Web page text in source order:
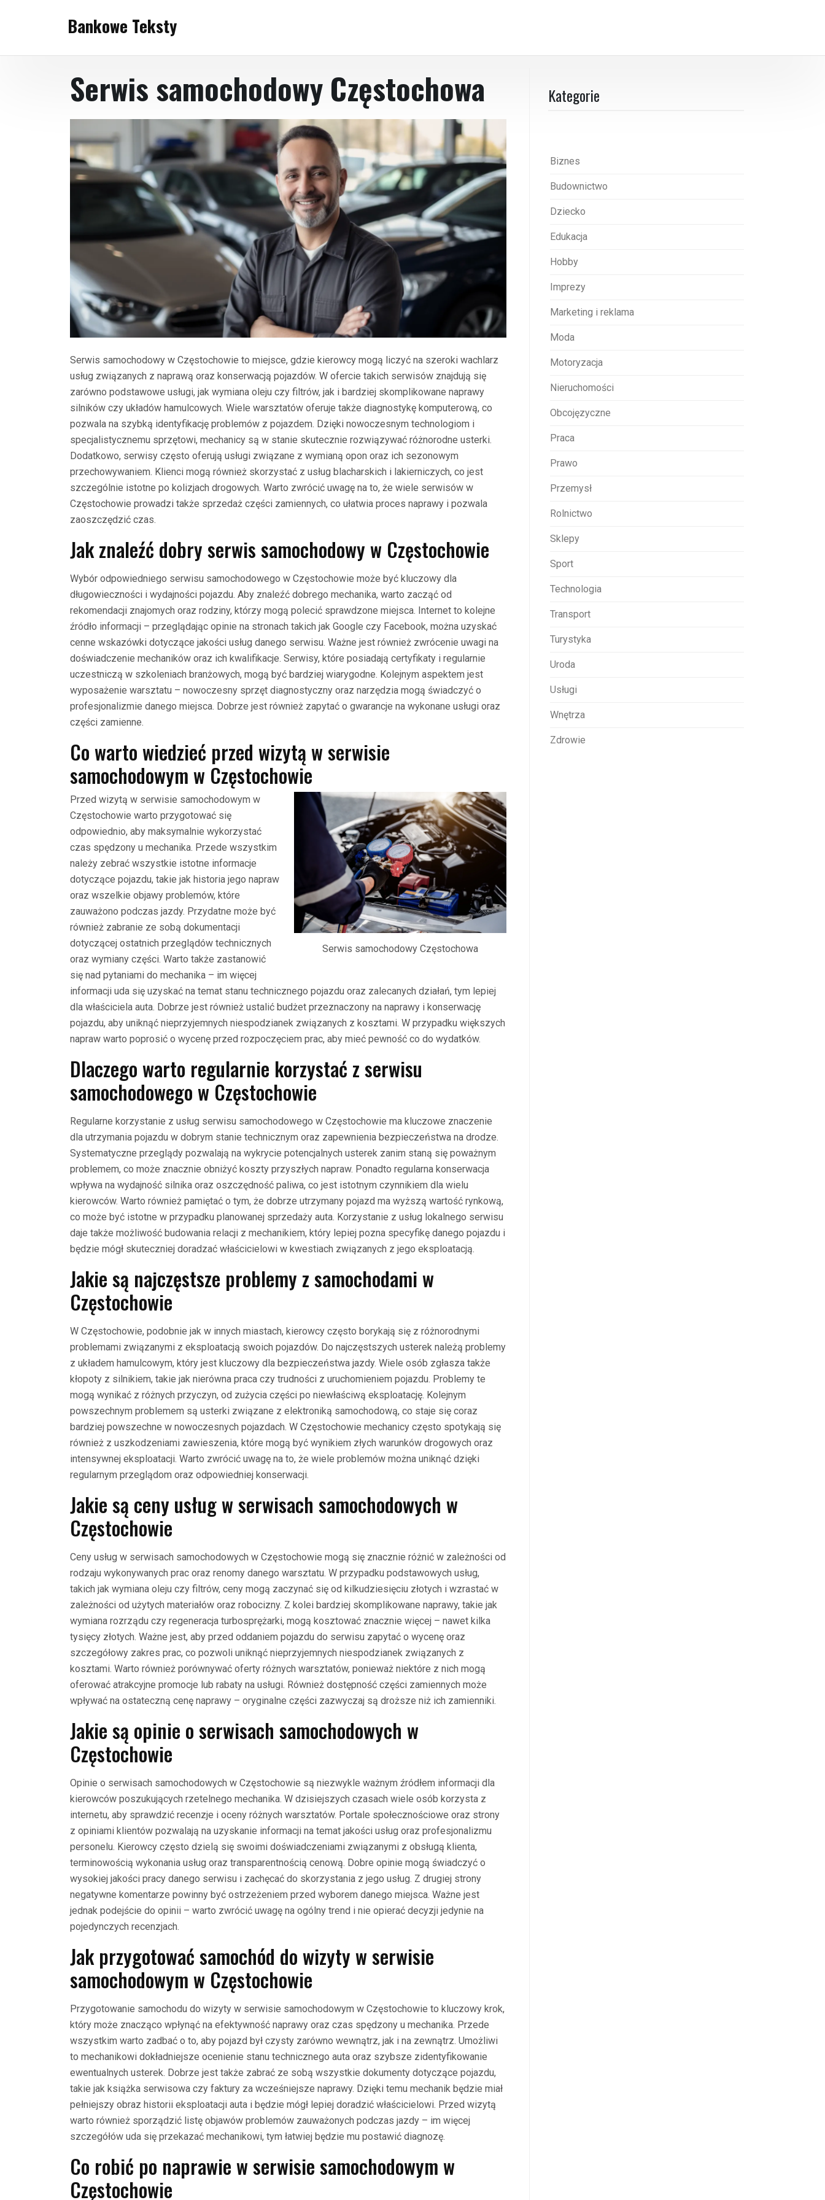
Bankowe Teksty
Serwis samochodowy Częstochowa
Serwis samochodowy w Częstochowie to miejsce, gdzie kierowcy mogą liczyć na szeroki wachlarz
usług związanych z naprawą oraz konserwacją pojazdów. W ofercie takich serwisów znajdują się
zarówno podstawowe usługi, jak wymiana oleju czy filtrów, jak i bardziej skomplikowane naprawy
silników czy układów hamulcowych. Wiele warsztatów oferuje także diagnostykę komputerową, co
pozwala na szybką identyfikację problemów z pojazdem. Dzięki nowoczesnym technologiom i
specjalistycznemu sprzętowi, mechanicy są w stanie skutecznie rozwiązywać różnorodne usterki.
Dodatkowo, serwisy często oferują usługi związane z wymianą opon oraz ich sezonowym
przechowywaniem. Klienci mogą również skorzystać z usług blacharskich i lakierniczych, co jest
szczególnie istotne po kolizjach drogowych. Warto zwrócić uwagę na to, że wiele serwisów w
Częstochowie prowadzi także sprzedaż części zamiennych, co ułatwia proces naprawy i pozwala
zaoszczędzić czas.
Jak znaleźć dobry serwis samochodowy w Częstochowie
Wybór odpowiedniego serwisu samochodowego w Częstochowie może być kluczowy dla
długowieczności i wydajności pojazdu. Aby znaleźć dobrego mechanika, warto zacząć od
rekomendacji znajomych oraz rodziny, którzy mogą polecić sprawdzone miejsca. Internet to kolejne
źródło informacji – przeglądając opinie na stronach takich jak Google czy Facebook, można uzyskać
cenne wskazówki dotyczące jakości usług danego serwisu. Ważne jest również zwrócenie uwagi na
doświadczenie mechaników oraz ich kwalifikacje. Serwisy, które posiadają certyfikaty i regularnie
uczestniczą w szkoleniach branżowych, mogą być bardziej wiarygodne. Kolejnym aspektem jest
wyposażenie warsztatu – nowoczesny sprzęt diagnostyczny oraz narzędzia mogą świadczyć o
profesjonalizmie danego miejsca. Dobrze jest również zapytać o gwarancje na wykonane usługi oraz
części zamienne.
Co warto wiedzieć przed wizytą w serwisie
samochodowym w Częstochowie
Serwis samochodowy Częstochowa
Przed wizytą w serwisie samochodowym w
Częstochowie warto przygotować się
odpowiednio, aby maksymalnie wykorzystać
czas spędzony u mechanika. Przede wszystkim
należy zebrać wszystkie istotne informacje
dotyczące pojazdu, takie jak historia jego napraw
oraz wszelkie objawy problemów, które
zauważono podczas jazdy. Przydatne może być
również zabranie ze sobą dokumentacji
dotyczącej ostatnich przeglądów technicznych
oraz wymiany części. Warto także zastanowić
się nad pytaniami do mechanika – im więcej
informacji uda się uzyskać na temat stanu technicznego pojazdu oraz zalecanych działań, tym lepiej
dla właściciela auta. Dobrze jest również ustalić budżet przeznaczony na naprawy i konserwację
pojazdu, aby uniknąć nieprzyjemnych niespodzianek związanych z kosztami. W przypadku większych
napraw warto poprosić o wycenę przed rozpoczęciem prac, aby mieć pewność co do wydatków.
Dlaczego warto regularnie korzystać z serwisu
samochodowego w Częstochowie
Regularne korzystanie z usług serwisu samochodowego w Częstochowie ma kluczowe znaczenie
dla utrzymania pojazdu w dobrym stanie technicznym oraz zapewnienia bezpieczeństwa na drodze.
Systematyczne przeglądy pozwalają na wykrycie potencjalnych usterek zanim staną się poważnym
problemem, co może znacznie obniżyć koszty przyszłych napraw. Ponadto regularna konserwacja
wpływa na wydajność silnika oraz oszczędność paliwa, co jest istotnym czynnikiem dla wielu
kierowców. Warto również pamiętać o tym, że dobrze utrzymany pojazd ma wyższą wartość rynkową,
co może być istotne w przypadku planowanej sprzedaży auta. Korzystanie z usług lokalnego serwisu
daje także możliwość budowania relacji z mechanikiem, który lepiej pozna specyfikę danego pojazdu i
będzie mógł skuteczniej doradzać właścicielowi w kwestiach związanych z jego eksploatacją.
Jakie są najczęstsze problemy z samochodami w
Częstochowie
W Częstochowie, podobnie jak w innych miastach, kierowcy często borykają się z różnorodnymi
problemami związanymi z eksploatacją swoich pojazdów. Do najczęstszych usterek należą problemy
z układem hamulcowym, który jest kluczowy dla bezpieczeństwa jazdy. Wiele osób zgłasza także
kłopoty z silnikiem, takie jak nierówna praca czy trudności z uruchomieniem pojazdu. Problemy te
mogą wynikać z różnych przyczyn, od zużycia części po niewłaściwą eksploatację. Kolejnym
powszechnym problemem są usterki związane z elektroniką samochodową, co staje się coraz
bardziej powszechne w nowoczesnych pojazdach. W Częstochowie mechanicy często spotykają się
również z uszkodzeniami zawieszenia, które mogą być wynikiem złych warunków drogowych oraz
intensywnej eksploatacji. Warto zwrócić uwagę na to, że wiele problemów można uniknąć dzięki
regularnym przeglądom oraz odpowiedniej konserwacji.
Jakie są ceny usług w serwisach samochodowych w
Częstochowie
Ceny usług w serwisach samochodowych w Częstochowie mogą się znacznie różnić w zależności od
rodzaju wykonywanych prac oraz renomy danego warsztatu. W przypadku podstawowych usług,
takich jak wymiana oleju czy filtrów, ceny mogą zaczynać się od kilkudziesięciu złotych i wzrastać w
zależności od użytych materiałów oraz robocizny. Z kolei bardziej skomplikowane naprawy, takie jak
wymiana rozrządu czy regeneracja turbosprężarki, mogą kosztować znacznie więcej – nawet kilka
tysięcy złotych. Ważne jest, aby przed oddaniem pojazdu do serwisu zapytać o wycenę oraz
szczegółowy zakres prac, co pozwoli uniknąć nieprzyjemnych niespodzianek związanych z
kosztami. Warto również porównywać oferty różnych warsztatów, ponieważ niektóre z nich mogą
oferować atrakcyjne promocje lub rabaty na usługi. Również dostępność części zamiennych może
wpływać na ostateczną cenę naprawy – oryginalne części zazwyczaj są droższe niż ich zamienniki.
Jakie są opinie o serwisach samochodowych w
Częstochowie
Opinie o serwisach samochodowych w Częstochowie są niezwykle ważnym źródłem informacji dla
kierowców poszukujących rzetelnego mechanika. W dzisiejszych czasach wiele osób korzysta z
internetu, aby sprawdzić recenzje i oceny różnych warsztatów. Portale społecznościowe oraz strony
z opiniami klientów pozwalają na uzyskanie informacji na temat jakości usług oraz profesjonalizmu
personelu. Kierowcy często dzielą się swoimi doświadczeniami związanymi z obsługą klienta,
terminowością wykonania usług oraz transparentnością cenową. Dobre opinie mogą świadczyć o
wysokiej jakości pracy danego serwisu i zachęcać do skorzystania z jego usług. Z drugiej strony
negatywne komentarze powinny być ostrzeżeniem przed wyborem danego miejsca. Ważne jest
jednak podejście do opinii – warto zwrócić uwagę na ogólny trend i nie opierać decyzji jedynie na
pojedynczych recenzjach.
Jak przygotować samochód do wizyty w serwisie
samochodowym w Częstochowie
Przygotowanie samochodu do wizyty w serwisie samochodowym w Częstochowie to kluczowy krok,
który może znacząco wpłynąć na efektywność naprawy oraz czas spędzony u mechanika. Przede
wszystkim warto zadbać o to, aby pojazd był czysty zarówno wewnątrz, jak i na zewnątrz. Umożliwi
to mechanikowi dokładniejsze ocenienie stanu technicznego auta oraz szybsze zidentyfikowanie
ewentualnych usterek. Dobrze jest także zabrać ze sobą wszystkie dokumenty dotyczące pojazdu,
takie jak książka serwisowa czy faktury za wcześniejsze naprawy. Dzięki temu mechanik będzie miał
pełniejszy obraz historii eksploatacji auta i będzie mógł lepiej doradzić właścicielowi. Przed wizytą
warto również sporządzić listę objawów problemów zauważonych podczas jazdy – im więcej
szczegółów uda się przekazać mechanikowi, tym łatwiej będzie mu postawić diagnozę.
Co robić po naprawie w serwisie samochodowym w
Częstochowie
Kategorie
Biznes
Budownictwo
Dziecko
Edukacja
Hobby
Imprezy
Marketing i reklama
Moda
Motoryzacja
Nieruchomości
Obcojęzyczne
Praca
Prawo
Przemysł
Rolnictwo
Sklepy
Sport
Technologia
Transport
Turystyka
Uroda
Usługi
Wnętrza
Zdrowie